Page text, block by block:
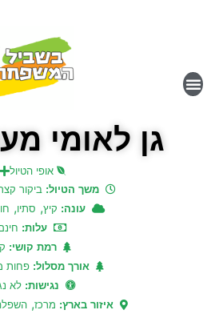
גן לאומי
אופי הטיול
משך הטיול: ביקור קצר (1-3
עונה: קיץ, סתיו,
עלות:
רמת קושי:
אורך מסלול: פחות
נגישות: לא
איזור בארץ: מרכז,